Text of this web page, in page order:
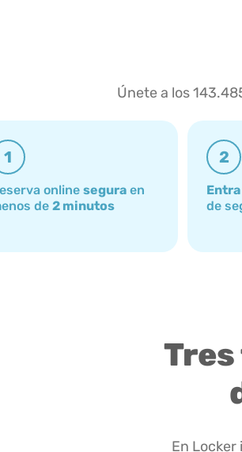
Únete a los
1
online segura en
de 2 minutos
2
Entra
de
En